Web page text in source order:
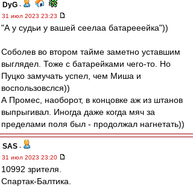
DyG -
31 июл 2023 23:23
"А у судьи у вашей сеелаа батарееейка"))
Соболев во втором тайме заметно уставшим
выглядел. Тоже с батарейками чего-то. Но
Пуцко замучать успел, чем Миша и
воспользовслся))
А Промес, наоборот, в концовке аж из штанов
выпрыгивал. Иногда даже когда мяч за
пределами поля был - продолжал нагнетать))
SAS -
31 июл 2023 23:20
10992 зрителя.
Спартак-Балтика.